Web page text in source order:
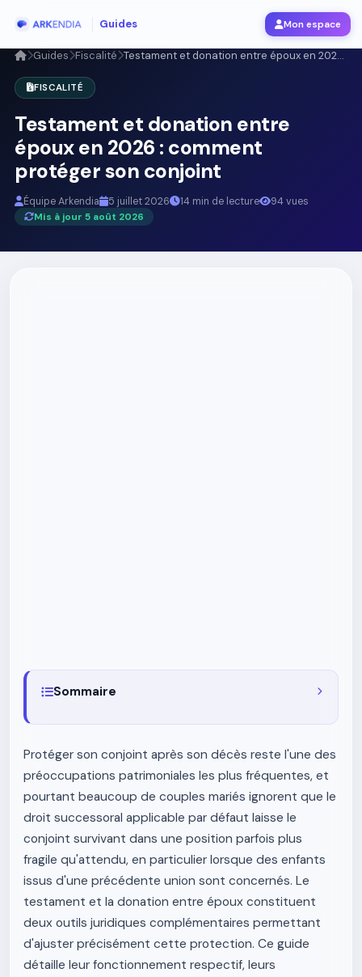
Guides Mon espace
Guides Fiscalité Testament et donation entre époux en 202...
FISCALITÉ
Testament et donation entre
époux en 2026 : comment
protéger son conjoint
Équipe Arkendia 5 juillet 2026 14 min de lecture
94 vues
Mis à jour 5 août 2026
Sommaire
Protéger son conjoint après son décès reste l'une des
préoccupations patrimoniales les plus fréquentes, et
pourtant beaucoup de couples mariés ignorent que le
droit successoral applicable par défaut laisse le
conjoint survivant dans une position parfois plus
fragile qu'attendu, en particulier lorsque des enfants
issus d'une précédente union sont concernés. Le
testament et la donation entre époux constituent
deux outils juridiques complémentaires permettant
d'ajuster précisément cette protection. Ce guide
détaille leur fonctionnement respectif, leurs